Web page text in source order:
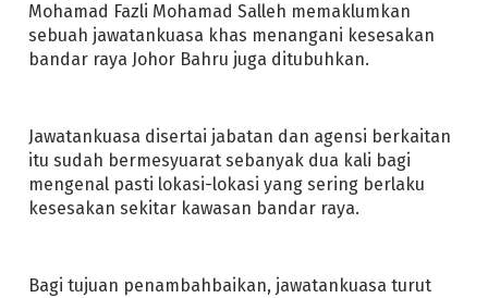
Mohamad Fazli Mohamad Salleh memaklumkan
sebuah jawatankuasa khas menangani kesesakan
bandar raya Johor Bahru juga ditubuhkan.
Jawatankuasa disertai jabatan dan agensi berkaitan
itu sudah bermesyuarat sebanyak dua kali bagi
mengenal pasti lokasi-lokasi yang sering berlaku
kesesakan sekitar kawasan bandar raya.
Bagi tujuan penambahbaikan, jawatankuasa turut